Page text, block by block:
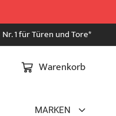
Nr. 1 für Türen und Tore*
Warenkorb
MARKEN